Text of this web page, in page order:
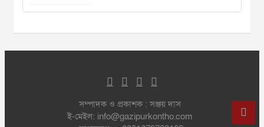
সম্পাদক ও প্রকাশক : সঞ্জয় দাস
ই-মেইল: info@gazipurkontho.com